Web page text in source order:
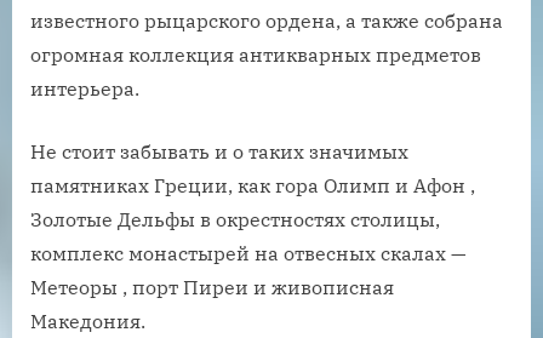
известного рыцарского ордена, а также собрана
огромная коллекция антикварных предметов
интерьера.
Не стоит забывать и о таких значимых
памятниках Греции, как гора Олимп и Афон ,
Золотые Дельфы в окрестностях столицы,
комплекс монастырей на отвесных скалах —
Метеоры , порт Пиреи и живописная
Македония.